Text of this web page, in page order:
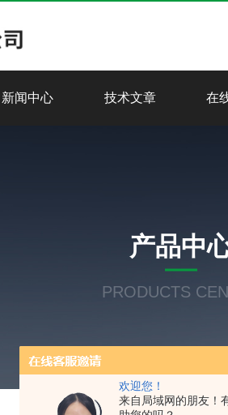
欢迎您！
来自局域网的朋友！
新闻中心 技术文章 在
产品中
PRODUCTS